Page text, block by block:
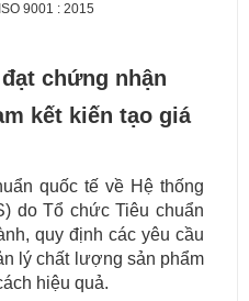
9001 : 2015
chứng nhận
kết kiến tạo giá
quốc tế về Hệ thống
do Tổ chức Tiêu chuẩn
quy định các yêu cầu
lý chất lượng sản phẩm
hiệu quả.